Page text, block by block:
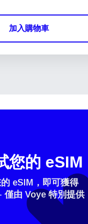
加入購物車
I get my eSim?
您的 eSIM
eSIM，即可獲得
僅由 Voye 特別提供